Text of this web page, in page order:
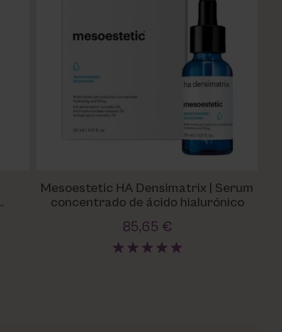
Mesoestetic HA Densimatrix | Serum
concentrado de ácido hialurónico
85,65 €